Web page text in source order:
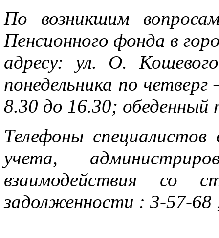
По возникшим
Пенсионного фонда в
адресу: ул. О.
понедельника по
8.30 до 16.30; обеденный
Телефоны специалистов
учета,
взаимодействия со
задолженности : 3-57-